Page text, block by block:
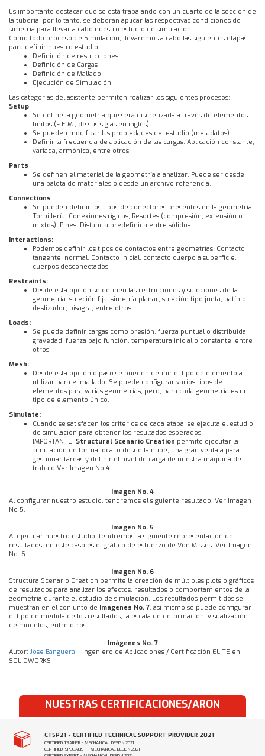
Es importante destacar que se está trabajando con un cuarto de la sección de
la tubería, por lo tanto, se deberán aplicar las respectivas condiciones de
simetría para llevar a cabo nuestro estudio de simulación.
Como todo proceso de Simulación, llevaremos a cabo las siguientes etapas
para definir nuestro estudio:
Definición de restricciones
Definición de Cargas
Definición de Mallado
Ejecución de Simulación
Las categorías del asistente permiten realizar los siguientes procesos:
Setup
Se define la geometría que será discretizada a través de elementos
finitos (F.E.M., de sus siglas en inglés).
Se pueden modificar las propiedades del estudio (metadatos).
Definir la frecuencia de aplicación de las cargas: Aplicación constante,
variada, armónica, entre otros.
Parts
Se definen el material de la geometría a analizar. Puede ser desde
una paleta de materiales o desde un archivo referencia.
Connections
Se pueden definir los tipos de conectores presentes en la geometría:
Tornillería, Conexiones rígidas, Resortes (compresión, extensión o
mixtos), Pines, Distancia predefinida entre sólidos.
Interactions:
Podemos definir los tipos de contactos entre geometrías. Contacto
tangente, normal, Contacto inicial, contacto cuerpo a superficie,
cuerpos desconectados.
Restraints:
Desde esta opción se definen las restricciones y sujeciones de la
geometría: sujeción fija, simetría planar, sujeción tipo junta, patín o
deslizador, bisagra, entre otros.
Loads:
Se puede definir cargas como presión, fuerza puntual o distribuida,
gravedad, fuerza bajo función, temperatura inicial o constante, entre
otros.
Mesh:
Desde esta opción o paso se pueden definir el tipo de elemento a
utilizar para el mallado. Se puede configurar varios tipos de
elementos para varias geometrías, pero, para cada geometría es un
tipo de elemento único.
Simulate:
Cuando se satisfacen los criterios de cada etapa, se ejecuta el estudio
de simulación para obtener los resultados esperados.
IMPORTANTE: Structural Scenario Creation permite ejecutar la
simulación de forma local o desde la nube, una gran ventaja para
gestionar tareas y definir el nivel de carga de nuestra máquina de
trabajo Ver Imagen No 4.
Imagen No. 4
Al configurar nuestro estudio, tendremos el siguiente resultado. Ver Imagen
No 5.
Imagen No. 5
Al ejecutar nuestro estudio, tendremos la siguiente representación de
resultados; en este caso es el gráfico de esfuerzo de Von Misses. Ver Imagen
No. 6.
Imagen No. 6
Structura Scenario Creation permite la creación de múltiples plots o gráficos
de resultados para analizar los efectos, resultados o comportamientos de la
geometría durante el estudio de simulación. Los resultados permitidos se
muestran en el conjunto de Imágenes No. 7, así mismo se puede configurar
el tipo de medida de los resultados, la escala de deformación, visualización
de modelos, entre otros.
Imágenes No. 7
Autor: Jose Banguera – Ingeniero de Aplicaciones / Certificación ELITE en
SOLIDWORKS
NUESTRAS CERTIFICACIONES/ARON
CTSP21 - CERTIFIED TECHNICAL SUPPORT PROVIDER 2021
CERTIFIED TRAINER - MECHANICAL DESIGN 2021
CERTIFIED SPECIALIST - MECHANICAL DESIGN 2021